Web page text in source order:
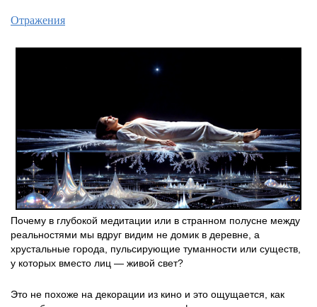
Отражения
Почему в глубокой медитации или в странном полусне между
реальностями мы вдруг видим не домик в деревне, а
хрустальные города, пульсирующие туманности или существ,
у которых вместо лиц — живой свет?
Это не похоже на декорации из кино и это ощущается, как